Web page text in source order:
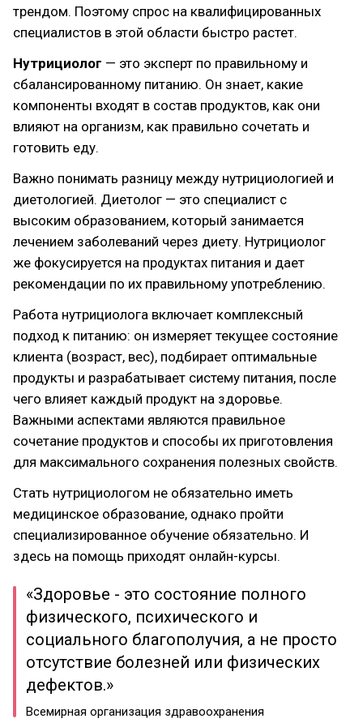
трендом. Поэтому спрос на квалифицированных
специалистов в этой области быстро растет.
Нутрициолог — это эксперт по правильному и
сбалансированному питанию. Он знает, какие
компоненты входят в состав продуктов, как они
влияют на организм, как правильно сочетать и
готовить еду.
Важно понимать разницу между нутрициологией и
диетологией. Диетолог — это специалист с
высоким образованием, который занимается
лечением заболеваний через диету. Нутрициолог
же фокусируется на продуктах питания и дает
рекомендации по их правильному употреблению.
Работа нутрициолога включает комплексный
подход к питанию: он измеряет текущее состояние
клиента (возраст, вес), подбирает оптимальные
продукты и разрабатывает систему питания, после
чего влияет каждый продукт на здоровье.
Важными аспектами являются правильное
сочетание продуктов и способы их приготовления
для максимального сохранения полезных свойств.
Стать нутрициологом не обязательно иметь
медицинское образование, однако пройти
специализированное обучение обязательно. И
здесь на помощь приходят онлайн-курсы.
«Здоровье - это состояние полного
физического, психического и
социального благополучия, а не просто
отсутствие болезней или физических
дефектов.»
Всемирная организация здравоохранения